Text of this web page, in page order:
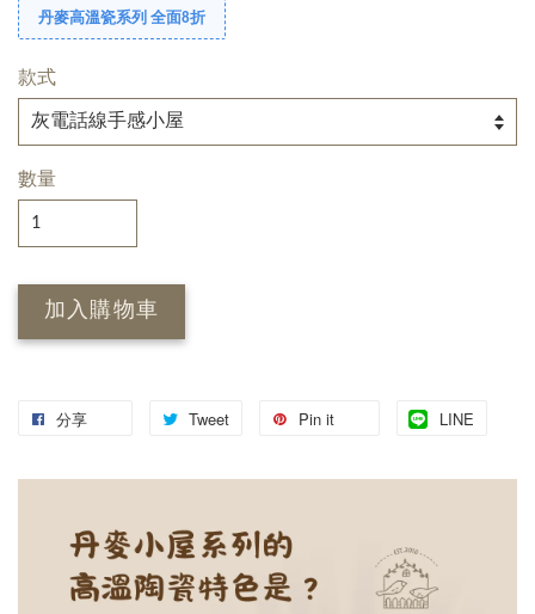
丹麥高溫瓷系列 全面8折
款式
數量
加入購物車
分享 Tweet Pin it LINE